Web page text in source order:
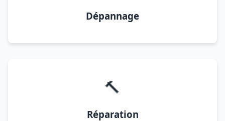
Dépannage
🔨
Réparation